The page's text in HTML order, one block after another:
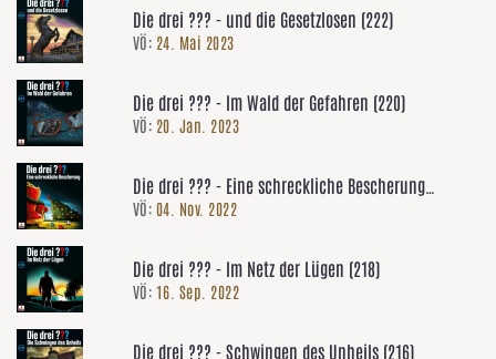
Die drei ??? - und die Gesetzlosen (222)
VÖ: 24. Mai 2023
Die drei ??? - Im Wald der Gefahren (220)
VÖ: 20. Jan. 2023
Die drei ??? - Eine schreckliche Bescherung
(Adventskalender)
VÖ: 04. Nov. 2022
Die drei ??? - Im Netz der Lügen (218)
VÖ: 16. Sep. 2022
Die drei ??? - Schwingen des Unheils (216)